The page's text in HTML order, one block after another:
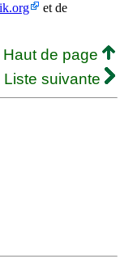
et de
Haut de page
Liste suivante